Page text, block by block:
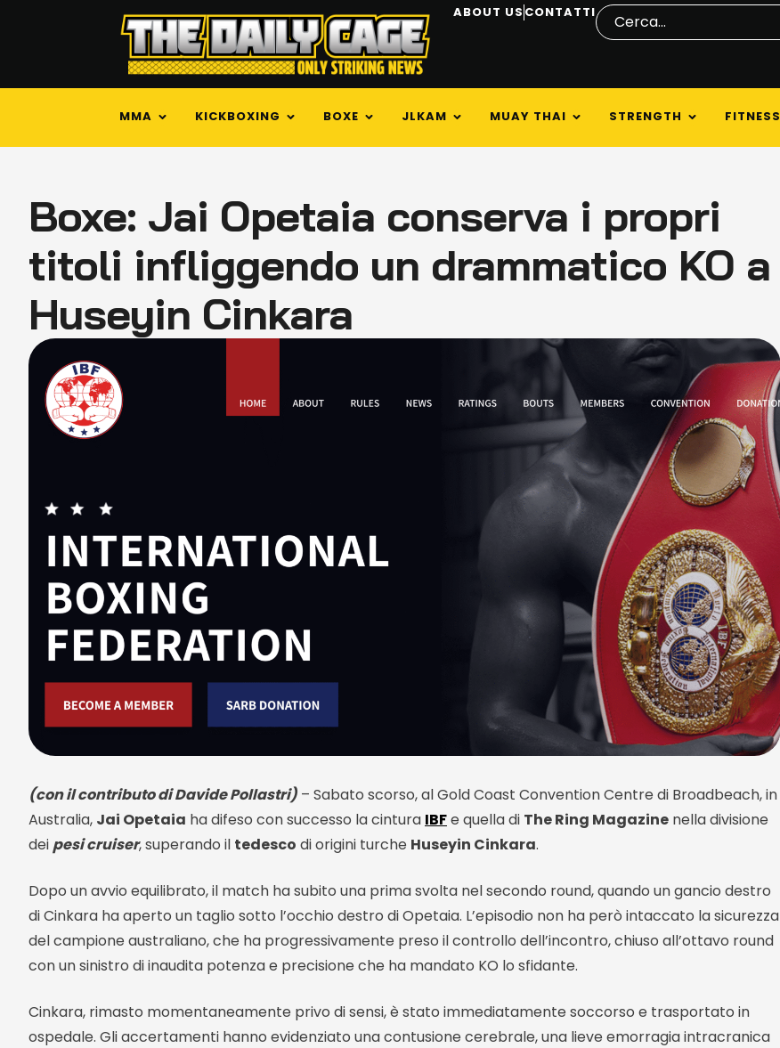
ABOUT US CONTATTI
MMA KICKBOXING BOXE JLKAM MUAY THAI STRENGTH FITNESS
Boxe: Jai Opetaia conserva i propri
titoli infliggendo un drammatico KO a
Huseyin Cinkara
(con il contributo di Davide Pollastri) – Sabato scorso, al Gold Coast Convention Centre di Broadbeach, in
Australia, Jai Opetaia ha difeso con successo la cintura IBFe quella di The Ring Magazine nella divisione
deipesi cruiser, superando il tedesco di origini turche Huseyin Cinkara.
Dopo un avvio equilibrato, il match ha subito una prima svolta nel secondo round, quando un gancio destro
di Cinkara ha aperto un taglio sotto l’occhio destro di Opetaia. L’episodio non ha però intaccato la sicurezza
del campione australiano, che ha progressivamente preso il controllo dell’incontro, chiuso all’ottavo round
con un sinistro di inaudita potenza e precisione che ha mandato KO lo sfidante.
Cinkara, rimasto momentaneamente privo di sensi, è stato immediatamente soccorso e trasportato in
ospedale. Gli accertamenti hanno evidenziato una contusione cerebrale, una lieve emorragia intracranica